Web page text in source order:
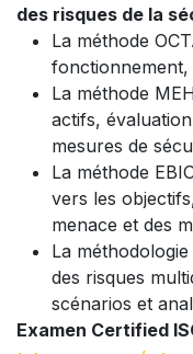
des risques de la
La méthode
fonctionnement,
La méthode
actifs,
mesures de
La méthode
vers les
menace et des
La
des risques
scénarios et
Examen Certified